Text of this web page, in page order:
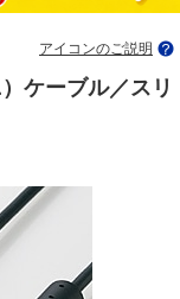
アイコンのご説明
ケーブル／スリ